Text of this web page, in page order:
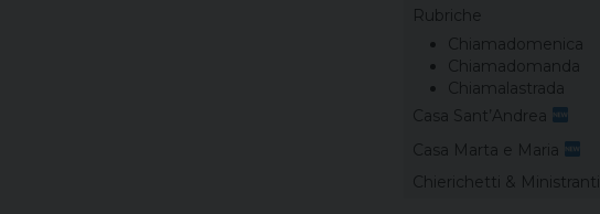
Rubriche
Chiamadomenica
Chiamadomanda
Chiamalastrada
Casa Sant’Andrea
Casa Marta e Maria
Chierichetti & Ministranti